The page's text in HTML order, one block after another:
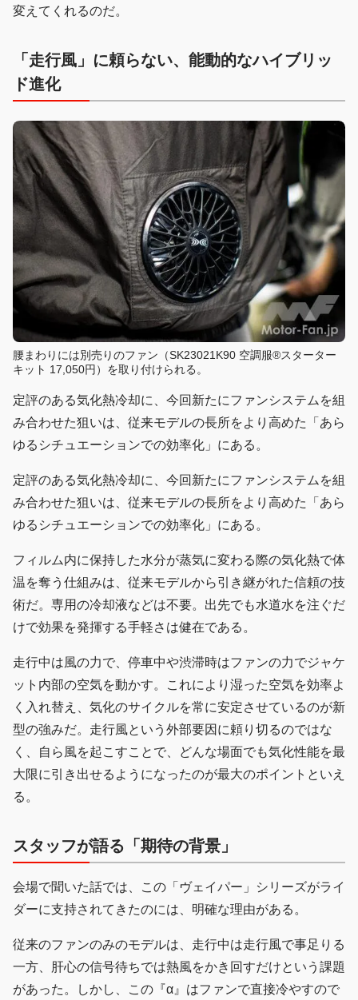
変えてくれるのだ。
「走行風」に頼らない、能動的なハイブリッ
ド進化
腰まわりには別売りのファン（SK23021K90 空調服®スターター
キット 17,050円）を取り付けられる。
定評のある気化熱冷却に、今回新たにファンシステムを組
み合わせた狙いは、従来モデルの長所をより高めた「あら
ゆるシチュエーションでの効率化」にある。
定評のある気化熱冷却に、今回新たにファンシステムを組
み合わせた狙いは、従来モデルの長所をより高めた「あら
ゆるシチュエーションでの効率化」にある。
フィルム内に保持した水分が蒸気に変わる際の気化熱で体
温を奪う仕組みは、従来モデルから引き継がれた信頼の技
術だ。専用の冷却液などは不要。出先でも水道水を注ぐだ
けで効果を発揮する手軽さは健在である。
走行中は風の力で、停車中や渋滞時はファンの力でジャケ
ット内部の空気を動かす。これにより湿った空気を効率よ
く入れ替え、気化のサイクルを常に安定させているのが新
型の強みだ。走行風という外部要因に頼り切るのではな
く、自ら風を起こすことで、どんな場面でも気化性能を最
大限に引き出せるようになったのが最大のポイントといえ
る。
スタッフが語る「期待の背景」
会場で聞いた話では、この「ヴェイパー」シリーズがライ
ダーに支持されてきたのには、明確な理由がある。
従来のファンのみのモデルは、走行中は走行風で事足りる
一方、肝心の信号待ちでは熱風をかき回すだけという課題
があった。しかし、この『α』はファンで直接冷やすので